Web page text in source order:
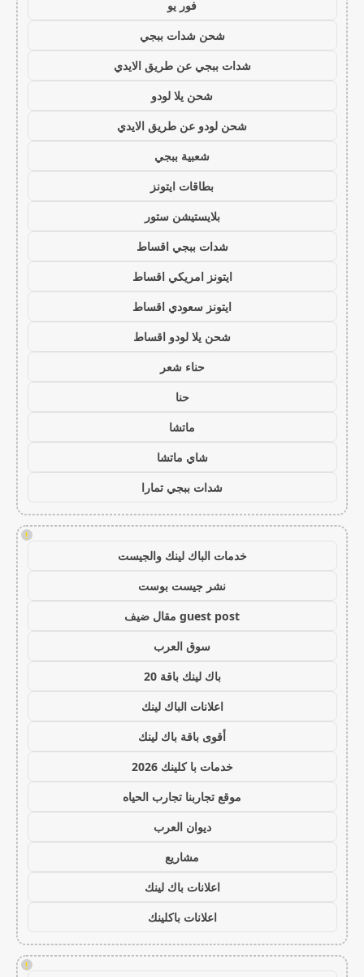
فور يو
شحن شدات ببجي
شدات ببجي عن طريق الايدي
شحن يلا لودو
شحن لودو عن طريق الايدي
شعبية ببجي
بطاقات ايتونز
بلايستيشن ستور
شدات ببجي اقساط
ايتونز امريكي اقساط
ايتونز سعودي اقساط
شحن يلا لودو اقساط
حناء شعر
حنا
ماتشا
شاي ماتشا
شدات ببجي تمارا
!
خدمات الباك لينك والجيست
نشر جيست بوست
guest post مقال ضيف
سوق العرب
باك لينك باقة 20
اعلانات الباك لينك
أقوى باقة باك لينك
خدمات با كلينك 2026
موقع تجاربنا تجارب الحياه
ديوان العرب
مشاريع
اعلانات باك لينك
اعلانات باكلينك
!